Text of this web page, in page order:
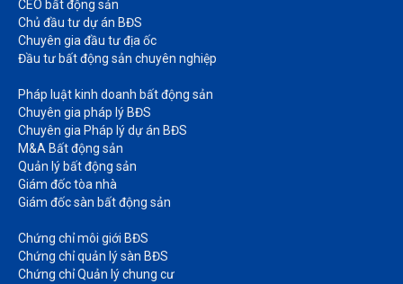
CEO bất động sản
Chủ đầu tư dự án BĐS
Chuyên gia đầu tư địa ốc​
Đầu tư bất động sản chuyên nghiệp
Pháp luật kinh doanh bất động sản​
Chuyên gia pháp lý BĐS
Chuyên gia Pháp lý dự án BĐS
M&A Bất động sản​
Quản lý bất động sản
Giám đốc tòa nhà​
Giám đốc sàn bất động sản
Chứng chỉ môi giới BĐS​
Chứng chỉ quản lý sàn BĐS
Chứng chỉ Quản lý chung cư​